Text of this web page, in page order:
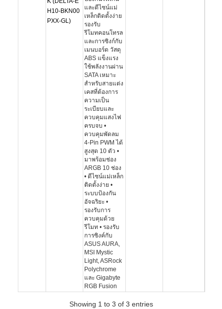
H10-BKN00
PXX-GL)
และดีไซน์แม่
เหล็กติดตั้งง่าย
รองรับ
รีโมทคอนโทรล
และการซิงก์กับ
เมนบอร์ด วัสดุ
ABS แข็งแรง
ใช้พลังงานผ่าน
SATA เหมาะ
สำหรับสายแต่ง
เคสที่ต้องการ
ความเป็น
ระเบียบและ
ควบคุมแสงไฟ
ครบจบ •
ควบคุมพัดลม
4-Pin PWM ได้
สูงสุด 10 ตัว •
มาพร้อมช่อง
ARGB 10 ช่อง
• ดีไซน์แม่เหล็ก
ติดตั้งง่าย •
ระบบป้องกัน
อัจฉริยะ •
รองรับการ
ควบคุมด้วย
รีโมท • รองรับ
การซิงค์กับ
ASUS AURA,
MSI Mystic
Light, ASRock
Polychrome
และ Gigabyte
RGB Fusion
Showing 1 to 3 of 3 entries